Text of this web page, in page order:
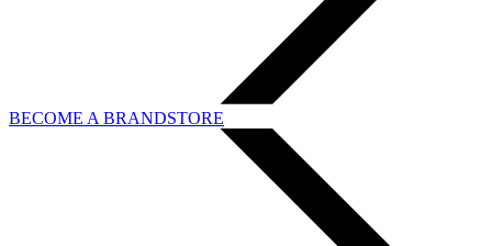
BECOME A BRANDSTORE